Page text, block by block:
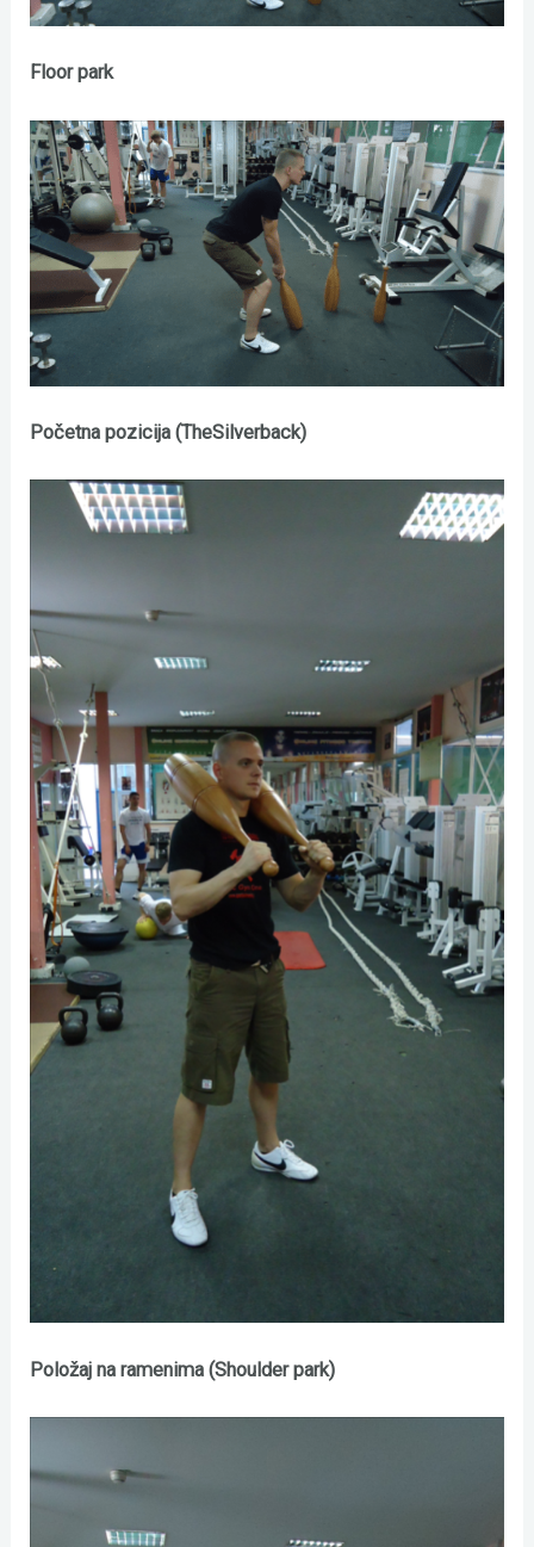
Floor park
Početna pozicija (TheSilverback)
Položaj na ramenima (Shoulder park)